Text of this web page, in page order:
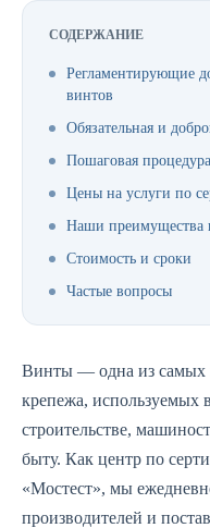
СОДЕРЖАНИЕ
Регламентирующие
винтов
Обязательная и
Пошаговая
Цены на услуги по
Наши преимущества
Стоимость и сроки
Частые вопросы
Винты — одна из самых
крепежа, используемых
строительстве,
быту. Как центр по
«Мостест», мы
производителей и